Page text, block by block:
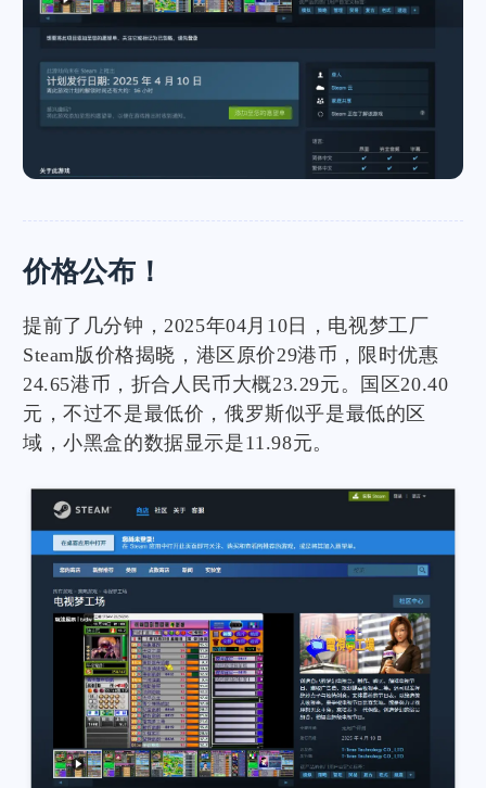
价格公布！
提前了几分钟，2025年04月10日，电视梦工厂
Steam版价格揭晓，港区原价29港币，限时优惠
24.65港币，折合人民币大概23.29元。国区20.40
元，不过不是最低价，俄罗斯似乎是最低的区
域，小黑盒的数据显示是11.98元。